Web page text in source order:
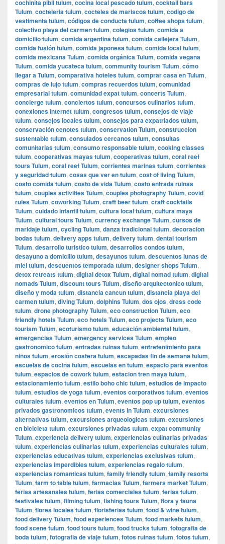
cochinita pibil tulum, cocina local pescado tulum, cocktail bars
Tulum, cocteleria tulum, cocteles de mariscos tulum, codigo de
vestimenta tulum, códigos de conducta tulum, coffee shops tulum,
colectivo playa del carmen tulum, colegios tulum, comida a
domicilio tulum, comida argentina tulum, comida callejera Tulum,
comida fusión tulum, comida japonesa tulum, comida local tulum,
comida mexicana Tulum, comida orgánica Tulum, comida vegana
Tulum, comida yucateca tulum, community tourism Tulum, cómo
llegar a Tulum, comparativa hoteles tulum, comprar casa en Tulum,
compras de lujo tulum, compras recuerdos tulum, comunidad
empresarial tulum, comunidad expat tulum, concerts Tulum,
concierge tulum, conciertos tulum, concursos culinarios tulum,
conexiones internet tulum, congresos tulum, consejos de viaje
tulum, consejos locales tulum, consejos para expatriados tulum,
conservación cenotes tulum, conservation Tulum, construccion
sustentable tulum, consulados cercanos tulum, consultas
comunitarias tulum, consumo responsable tulum, cooking classes
tulum, cooperativas mayas tulum, cooperativas tulum, coral reef
tours Tulum, coral reef Tulum, corrientes marinas tulum, corrientes
y seguridad tulum, cosas que ver en tulum, cost of living Tulum,
costo comida tulum, costo de vida Tulum, costo entrada ruinas
tulum, couples activities Tulum, couples photography Tulum, covid
rules Tulum, coworking Tulum, craft beer tulum, craft cocktails
Tulum, cuidado infantil tulum, cultura local tulum, cultura maya
Tulum, cultural tours Tulum, currency exchange Tulum, cursos de
maridaje tulum, cycling Tulum, danza tradicional tulum, decoracion
bodas tulum, delivery apps tulum, delivery tulum, dental tourism
Tulum, desarrollo turistico tulum, desarrollos condos tulum,
desayuno a domicilio tulum, desayunos tulum, descuentos lunas de
miel tulum, descuentos temporada tulum, designer shops Tulum,
detox retreats tulum, digital detox Tulum, digital nomad tulum, digital
nomads Tulum, discount tours Tulum, diseño arquitectonico tulum,
diseño y moda tulum, distancia cancun tulum, distancia playa del
carmen tulum, diving Tulum, dolphins Tulum, dos ojos, dress code
tulum, drone photography Tulum, eco construction Tulum, eco
friendly hotels Tulum, eco hotels Tulum, eco projects Tulum, eco
tourism Tulum, ecoturismo tulum, educación ambiental tulum,
emergencias Tulum, emergency services Tulum, empleo
gastronomico tulum, entradas ruinas tulum, entretenimiento para
niños tulum, erosión costera tulum, escapadas fin de semana tulum,
escuelas de cocina tulum, escuelas en tulum, espacio para eventos
tulum, espacios de cowork tulum, estacion tren maya tulum,
estacionamiento tulum, estilo boho chic tulum, estudios de impacto
tulum, estudios de yoga tulum, eventos corporativos tulum, eventos
culturales tulum, eventos en Tulum, eventos pop up tulum, eventos
privados gastronomicos tulum, events in Tulum, excursiones
alternativas tulum, excursiones arqueologicas tulum, excursiones
en bicicleta tulum, excursiones privadas tulum, expat community
Tulum, experiencia delivery tulum, experiencias culinarias privadas
tulum, experiencias culinarias tulum, experiencias culturales tulum,
experiencias educativas tulum, experiencias exclusivas tulum,
experiencias imperdibles tulum, experiencias regalo tulum,
experiencias romanticas tulum, family friendly tulum, family resorts
Tulum, farm to table tulum, farmacias Tulum, farmers market Tulum,
ferias artesanales tulum, ferias comerciales tulum, ferias tulum,
festivales tulum, filming tulum, fishing tours Tulum, flora y fauna
Tulum, flores locales tulum, floristerias tulum, food & wine tulum,
food delivery Tulum, food experiences Tulum, food markets tulum,
food scene tulum, food tours tulum, food trucks tulum, fotografia de
boda tulum, fotografia de viaje tulum, fotos ruinas tulum, fotos tulum,